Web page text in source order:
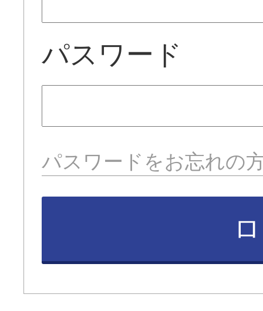
パスワード
パスワードをお忘れの